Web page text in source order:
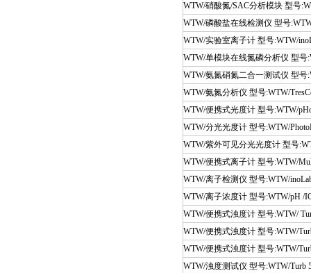
WTW/硝酸氮/SAC分析模块 型号
WTW/磷酸盐在线检测仪 型号
WTW/实验室离子计 型号:WTW/
WTW/单模块在线氮磷分析仪 型号
WTW/氨氮硝氮二合一测试仪 型号
WTW/氨氮分析仪 型号:WTW/
WTW/便携式光度计 型号:WTW/
WTW/分光光度计 型号:WTW/
WTW/紫外可见分光光度计 型号
WTW/便携式离子计 型号:WTW/
WTW/离子检测仪 型号:WTW/
WTW/离子浓度计 型号:WTW/pH /
WTW/便携式浊度计 型号:WTW/
WTW/便携式浊度计 型号:WTW/
WTW/便携式浊度计 型号:WTW/
WTW/浊度测试仪 型号:WTW/Turb